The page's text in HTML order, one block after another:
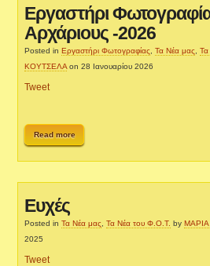
Εργαστήρι
Αρχάριους -2026
Posted in Εργαστήρι Φωτογραφίας,Τα Νέα μας,
ΚΟΥΤΣΕΛΑ on 28 Ιανουαρίου 2026
Tweet
Read more
Ευχές
Posted inΤα Νέα μας ,Τα Νέα του Φ.Ο.Τ. by
2025
Tweet